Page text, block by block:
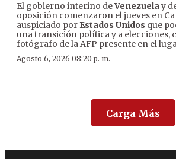
El gobierno interino deVenezuelay
oposición comenzaron el jueves en
auspiciado por Estados Unidos que
una transición política y a elecciones,
fotógrafo de la AFP presente en el
Agosto 6, 2026 08:20 p. m.
Carga Más